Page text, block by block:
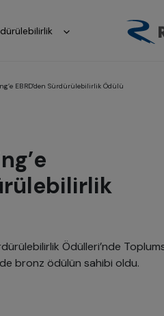
EBRD'den Sürdürülebilirlik Ödülü
Ödülleri’nde
bronz ödülün sahibi oldu.